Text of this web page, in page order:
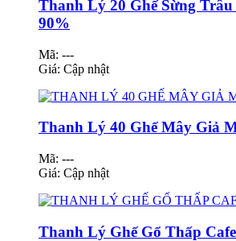
Thanh Lý 20 Ghế Sừng
90%
Mã: ---
Giá: Cập nhật
Thanh Lý 40 Ghế Mây Giả
Mã: ---
Giá: Cập nhật
Thanh Lý Ghế Gổ Thấp Cafe